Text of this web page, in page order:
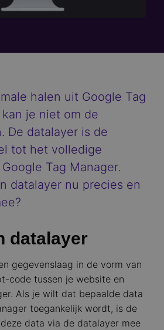
halen uit Google Tag
kan je niet om de
De datalayer is de
tot het volledige
Tag Manager.
datalayer nu precies en
datalayer
gegevenslaag in de vorm van
code tussen je website en
Als je wilt dat bepaalde data
toegankelijk wordt, is de
deze data via de datalayer mee